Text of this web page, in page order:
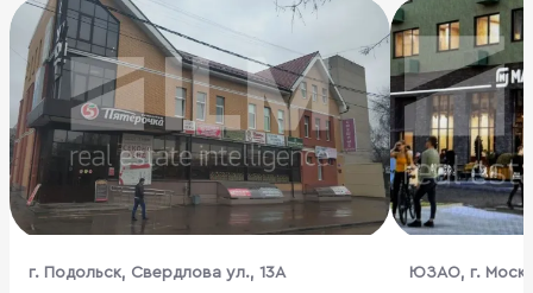
г. Подольск, Свердлова ул., 13А
ЮЗАО, г.